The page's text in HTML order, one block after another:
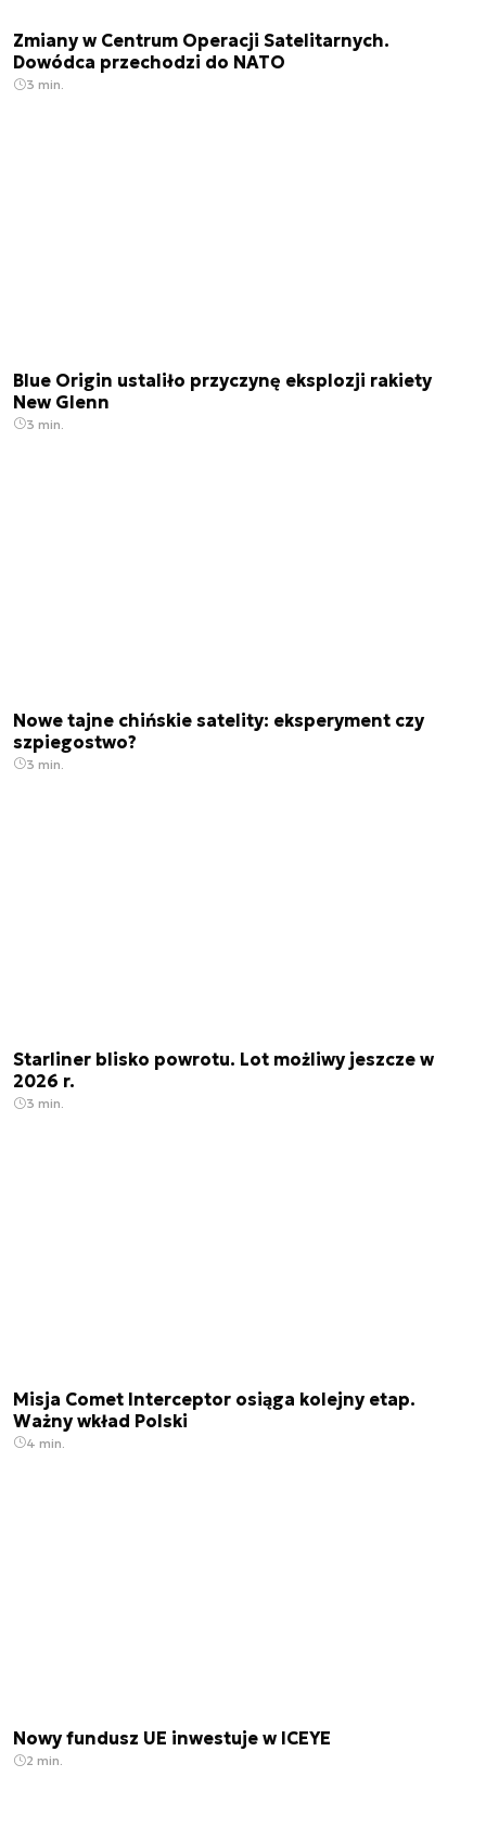
Zmiany w Centrum Operacji Satelitarnych.
Dowódca przechodzi do NATO
3 min.
Blue Origin ustaliło przyczynę eksplozji rakiety
New Glenn
3 min.
Nowe tajne chińskie satelity: eksperyment czy
szpiegostwo?
3 min.
Starliner blisko powrotu. Lot możliwy jeszcze w
2026 r.
3 min.
Misja Comet Interceptor osiąga kolejny etap.
Ważny wkład Polski
4 min.
Nowy fundusz UE inwestuje w ICEYE
2 min.